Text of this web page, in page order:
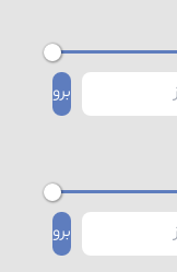
برو
برو